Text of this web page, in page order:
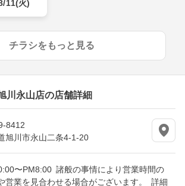
11(火)
チラシをもっと見る
川永山店の店舗詳細
8412
旭川市永山二条4-1-20
〜PM8:00 諸般の事情により営業時間の
営業を見合わせる場合がございます。 詳細